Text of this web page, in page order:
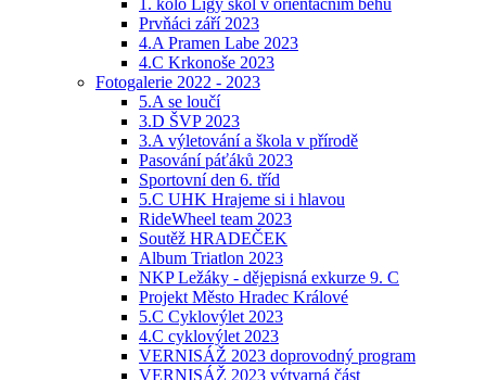
1. kolo Ligy škol v orientačním běhu
Prvňáci září 2023
4.A Pramen Labe 2023
4.C Krkonoše 2023
Fotogalerie 2022 - 2023
5.A se loučí
3.D ŠVP 2023
3.A výletování a škola v přírodě
Pasování páťáků 2023
Sportovní den 6. tříd
5.C UHK Hrajeme si i hlavou
RideWheel team 2023
Soutěž HRADEČEK
Album Triatlon 2023
NKP Ležáky - dějepisná exkurze 9. C
Projekt Město Hradec Králové
5.C Cyklovýlet 2023
4.C cyklovýlet 2023
VERNISÁŽ 2023 doprovodný program
VERNISÁŽ 2023 výtvarná část